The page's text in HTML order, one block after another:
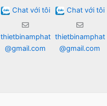
Chat với tôi
thietbinamphat
@gmail.com
Chat với tôi
thietbinamphat
@gmail.com